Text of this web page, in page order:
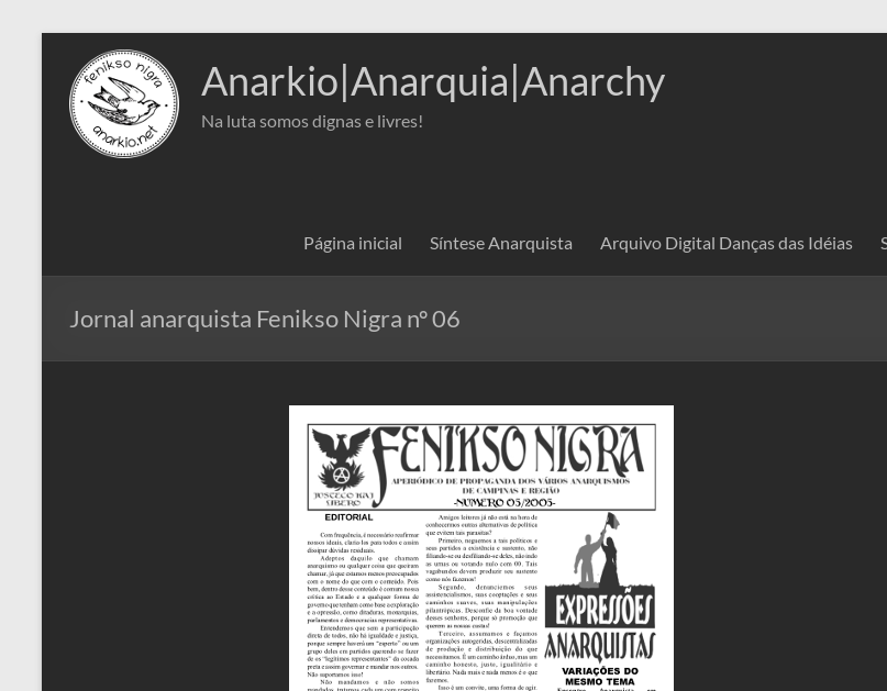
conteúdo
Anarkio|Anarquia|Anarchy
Na luta somos dignas e livres!
Página inicial Síntese Anarquista Arquivo Digital Danças das Idéias
Jornal anarquista Fenikso Nigra nº 06